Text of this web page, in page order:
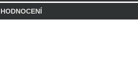
Kód: UVBARVA
HODNOCENÍ